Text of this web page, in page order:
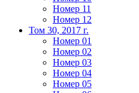
Номер 11
Номер 12
Том 30, 2017 г.
Номер 01
Номер 02
Номер 03
Номер 04
Номер 05